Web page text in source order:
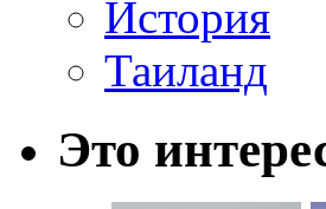
История
Таиланд
Это